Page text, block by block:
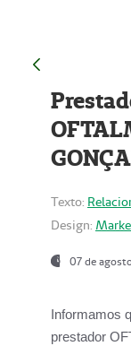
Texto:
Design:
07 de
Informamos
prestador